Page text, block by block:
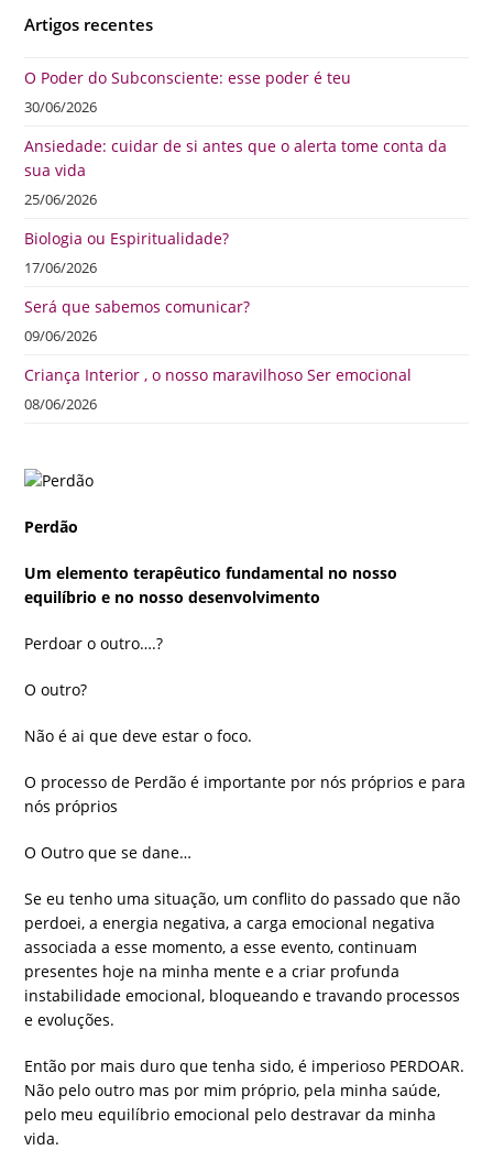
Artigos recentes
O Poder do Subconsciente: esse poder é teu
30/06/2026
Ansiedade: cuidar de si antes que o alerta tome conta da
sua vida
25/06/2026
Biologia ou Espiritualidade?
17/06/2026
Será que sabemos comunicar?
09/06/2026
Criança Interior , o nosso maravilhoso Ser emocional
08/06/2026
Perdão
Um elemento terapêutico fundamental no nosso
equilíbrio e no nosso desenvolvimento
Perdoar o outro….?
O outro?
Não é ai que deve estar o foco.
O processo de Perdão é importante por nós próprios e para
nós próprios
O Outro que se dane…
Se eu tenho uma situação, um conflito do passado que não
perdoei, a energia negativa, a carga emocional negativa
associada a esse momento, a esse evento, continuam
presentes hoje na minha mente e a criar profunda
instabilidade emocional, bloqueando e travando processos
e evoluções.
Então por mais duro que tenha sido, é imperioso PERDOAR.
Não pelo outro mas por mim próprio, pela minha saúde,
pelo meu equilíbrio emocional pelo destravar da minha
vida.